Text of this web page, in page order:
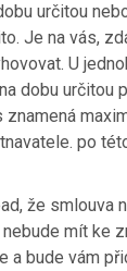
určitou
Je na vás,
U
dobu určitou
znamená
po
že smlouva
mít ke
a bude vám